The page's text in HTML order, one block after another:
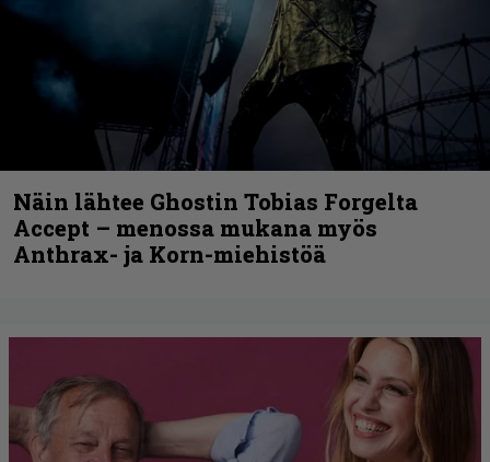
Näin lähtee Ghostin Tobias Forgelta
Accept – menossa mukana myös
Anthrax- ja Korn-miehistöä